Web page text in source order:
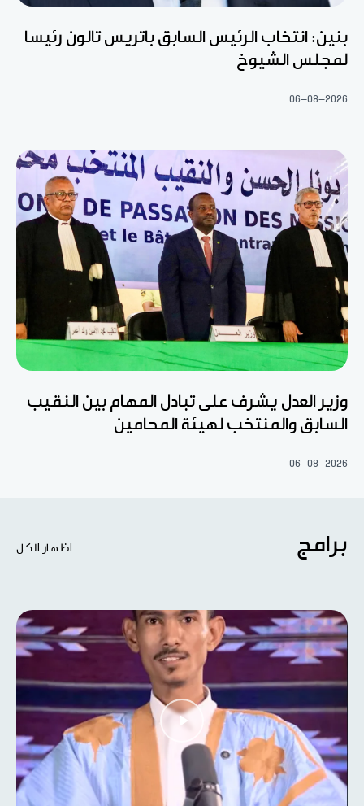
بنين: انتخاب الرئيس السابق باتريس تالون رئيسا
لمجلس الشيوخ
06-08-2026
وزير العدل يشرف على تبادل المهام بين النقيب
السابق والمنتخب لهيئة المحامين
06-08-2026
برامج اظهار الكل